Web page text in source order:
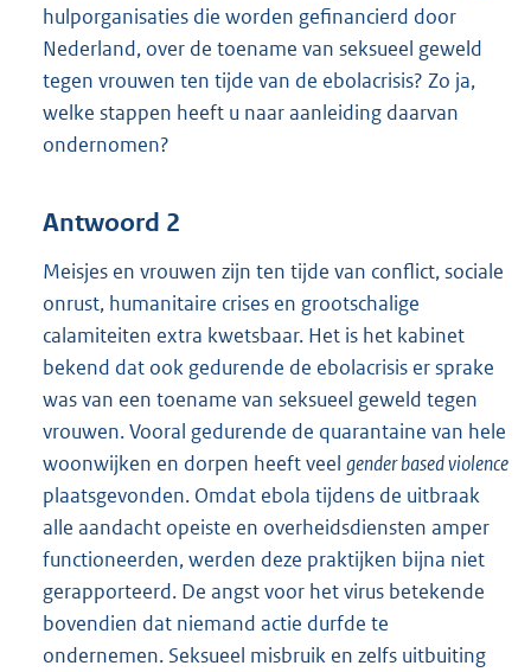
hulporganisaties die worden gefinancierd door
Nederland, over de toename van seksueel geweld
tegen vrouwen ten tijde van de ebolacrisis? Zo ja,
welke stappen heeft u naar aanleiding daarvan
ondernomen?
Antwoord 2
Meisjes en vrouwen zijn ten tijde van conflict, sociale
onrust, humanitaire crises en grootschalige
calamiteiten extra kwetsbaar. Het is het kabinet
bekend dat ook gedurende de ebolacrisis er sprake
was van een toename van seksueel geweld tegen
vrouwen. Vooral gedurende de quarantaine van hele
woonwijken en dorpen heeft veel gender based violence
plaatsgevonden. Omdat ebola tijdens de uitbraak
alle aandacht opeiste en overheidsdiensten amper
functioneerden, werden deze praktijken bijna niet
gerapporteerd. De angst voor het virus betekende
bovendien dat niemand actie durfde te
ondernemen. Seksueel misbruik en zelfs uitbuiting